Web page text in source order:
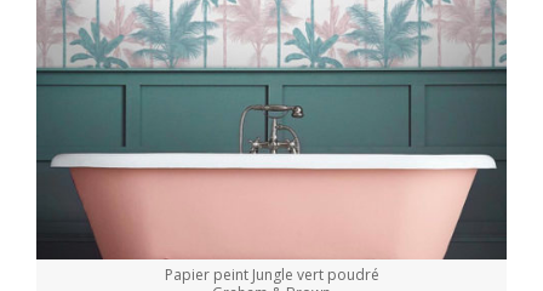
Papier peint Jungle vert poudré